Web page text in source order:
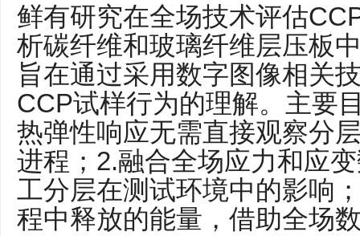
鲜有研究在全场技术评估
析碳纤维和玻璃纤维层压板
旨在通过采用数字图像相关
CCP试样行为的理解。主要
热弹性响应无需直接观察分
进程；2.融合全场应力和应
工分层在测试环境中的影响
程中释放的能量，借助全场